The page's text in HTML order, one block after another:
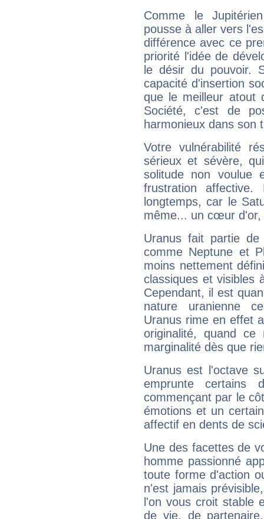
Comme le
pousse à aller vers
différence avec ce
priorité l'idée de
le désir du pouvoir.
capacité d'insertion
que le meilleur atout
Société, c'est de
harmonieux dans son
Votre vulnérabilité
sérieux et sévère,
solitude non voulue
frustration
longtemps, car le
même... un cœur d'or,
Uranus fait partie
comme Neptune et
moins nettement
classiques et visibles
Cependant, il est
nature uranienne
Uranus rime en effet
originalité, quand ce
marginalité dès que
Uranus est l'octave
emprunte
commençant par le
émotions et un
affectif en dents de
Une des facettes de
homme passionné
toute forme d'action
n'est jamais
l'on vous croit stable
de vie, de